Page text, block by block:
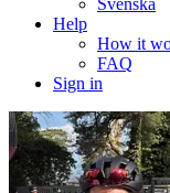
Svenska
Help
How it
FAQ
Sign in